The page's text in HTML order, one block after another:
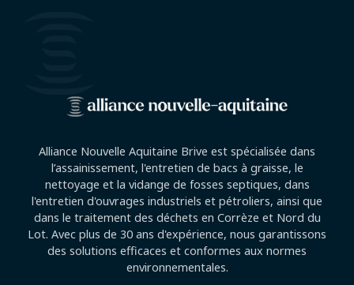
Alliance Nouvelle Aquitaine Brive est spécialisée dans
l’assainissement, l'entretien de bacs à graisse, le
nettoyage et la vidange de fosses septiques, dans
l'entretien d'ouvrages industriels et pétroliers, ainsi que
dans le traitement des déchets en Corrèze et Nord du
Lot. Avec plus de 30 ans d'expérience, nous garantissons
des solutions efficaces et conformes aux normes
environnementales.